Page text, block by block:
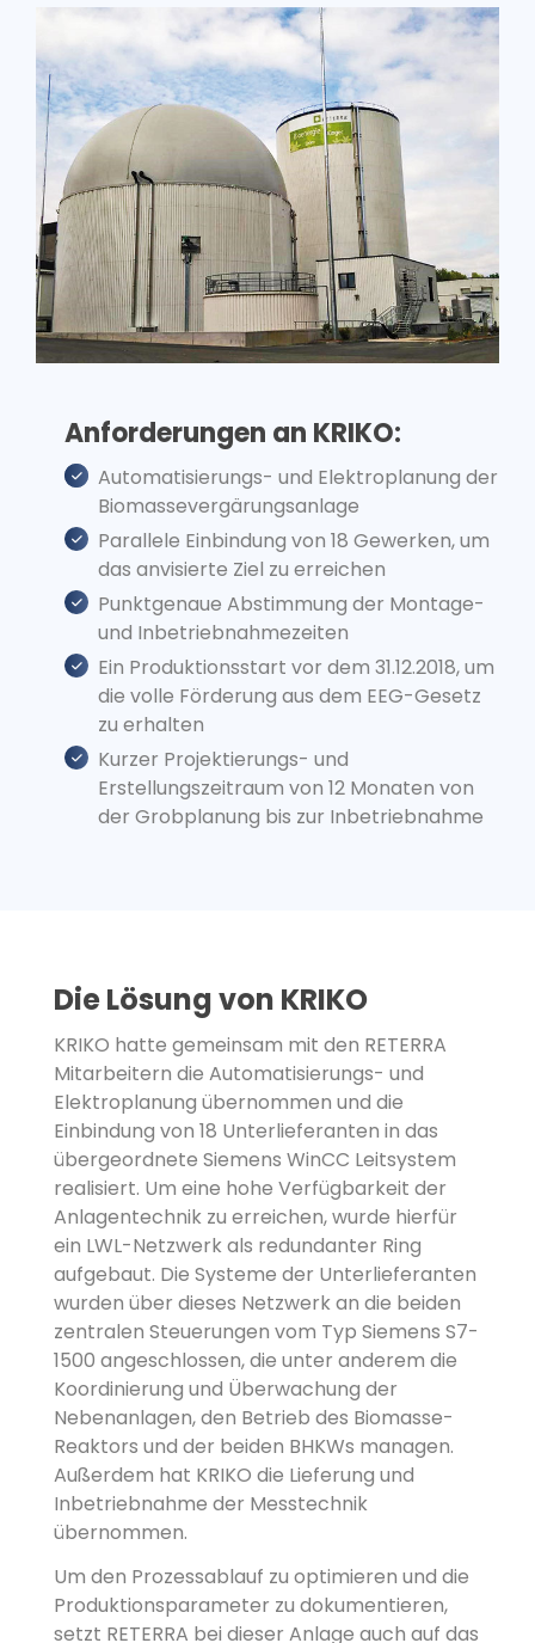
Anforderungen an KRIKO:
Automatisierungs- und Elektroplanung der
Biomassevergärungsanlage
Parallele Einbindung von 18 Gewerken, um
das anvisierte Ziel zu erreichen
Punktgenaue Abstimmung der Montage-
und Inbetriebnahmezeiten
Ein Produktionsstart vor dem 31.12.2018, um
die volle Förderung aus dem EEG-Gesetz
zu erhalten
Kurzer Projektierungs- und
Erstellungszeitraum von 12 Monaten von
der Grobplanung bis zur Inbetriebnahme
Die Lösung von KRIKO
KRIKO hatte gemeinsam mit den RETERRA
Mitarbeitern die Automatisierungs- und
Elektroplanung übernommen und die
Einbindung von 18 Unterlieferanten in das
übergeordnete Siemens WinCC Leitsystem
realisiert. Um eine hohe Verfügbarkeit der
Anlagentechnik zu erreichen, wurde hierfür
ein LWL-Netzwerk als redundanter Ring
aufgebaut. Die Systeme der Unterlieferanten
wurden über dieses Netzwerk an die beiden
zentralen Steuerungen vom Typ Siemens S7-
1500 angeschlossen, die unter anderem die
Koordinierung und Überwachung der
Nebenanlagen, den Betrieb des Biomasse-
Reaktors und der beiden BHKWs managen.
Außerdem hat KRIKO die Lieferung und
Inbetriebnahme der Messtechnik
übernommen.
Um den Prozessablauf zu optimieren und die
Produktionsparameter zu dokumentieren,
setzt RETERRA bei dieser Anlage auch auf das